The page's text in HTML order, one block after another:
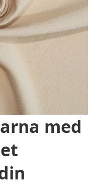
med